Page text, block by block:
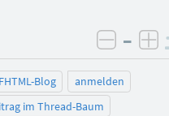
–
Blog
anmelden
im Thread-Baum